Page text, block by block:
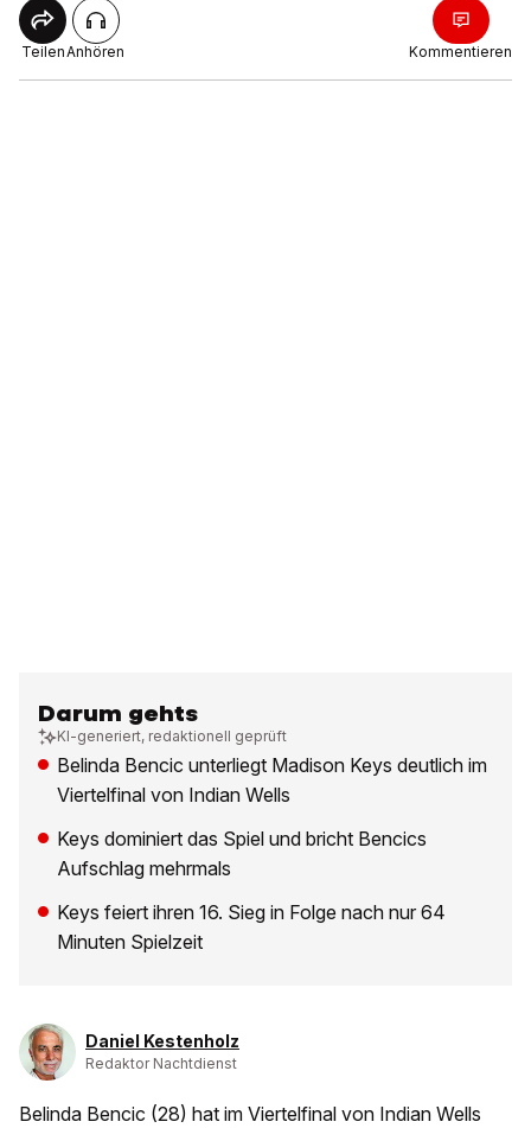
TeilenAnhören Kommentieren
Darum gehts
KI-generiert, redaktionell geprüft
Belinda Bencic unterliegt Madison Keys deutlich im
Viertelfinal von Indian Wells
Keys dominiert das Spiel und bricht Bencics
Aufschlag mehrmals
Keys feiert ihren 16. Sieg in Folge nach nur 64
Minuten Spielzeit
Daniel Kestenholz
Redaktor Nachtdienst
Belinda Bencic (28) hat im Viertelfinal von Indian Wells